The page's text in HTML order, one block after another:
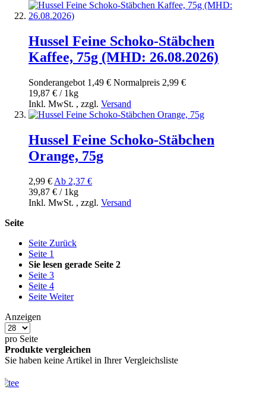
Hussel Feine Schoko-Stäbchen
Kaffee, 75g (MHD: 26.08.2026)
Sonderangebot 1,49 € Normal­preis 2,99 €
19,87 € / 1kg
Inkl. MwSt. , zzgl. Versand
Hussel Feine Schoko-Stäbchen
Orange, 75g
2,99 € Ab 2,37 €
39,87 € / 1kg
Inkl. MwSt. , zzgl. Versand
Seite
Seite Zurück
Seite 1
Sie lesen gerade Seite 2
Seite 3
Seite 4
Seite Weiter
Anzeigen
pro Seite
Produkte vergleichen
Sie haben keine Artikel in Ihrer Vergleichsliste